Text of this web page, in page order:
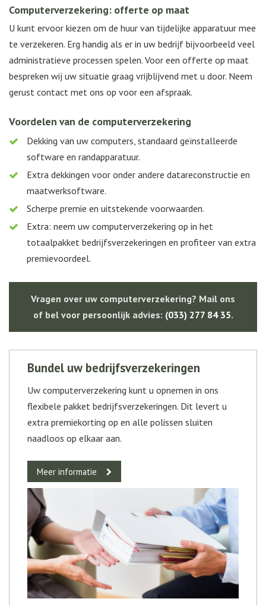
Computerverzekering: offerte op maat
U kunt ervoor kiezen om de huur van tijdelijke apparatuur mee
te verzekeren. Erg handig als er in uw bedrijf bijvoorbeeld veel
administratieve processen spelen. Voor een offerte op maat
bespreken wij uw situatie graag vrijblijvend met u door. Neem
gerust contact met ons op voor een afspraak.
Voordelen van de computerverzekering
Dekking van uw computers, standaard geïnstalleerde
software en randapparatuur.
Extra dekkingen voor onder andere datareconstructie en
maatwerksoftware.
Scherpe premie en uitstekende voorwaarden.
Extra: neem uw computerverzekering op in het
totaalpakket bedrijfsverzekeringen en profiteer van extra
premievoordeel.
Vragen over uw computerverzekering? Mail ons
of bel voor persoonlijk advies: (033) 277 84 35.
Bundel uw bedrijfsverzekeringen
Uw computerverzekering kunt u opnemen in ons
flexibele pakket bedrijfsverzekeringen. Dit levert u
extra premiekorting op en alle polissen sluiten
naadloos op elkaar aan.
Meer informatie